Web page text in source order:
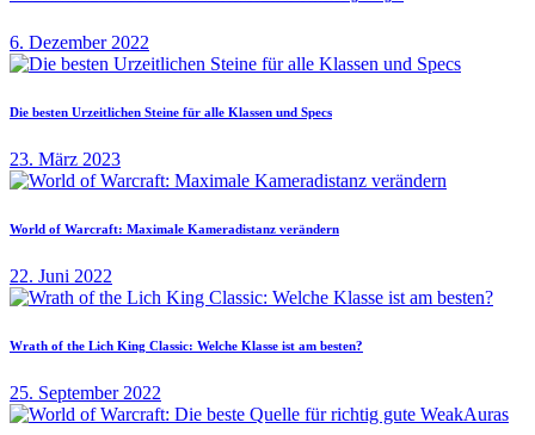
6. Dezember 2022
Die besten Urzeitlichen Steine für alle Klassen und Specs
23. März 2023
World of Warcraft: Maximale Kameradistanz verändern
22. Juni 2022
Wrath of the Lich King Classic: Welche Klasse ist am besten?
25. September 2022